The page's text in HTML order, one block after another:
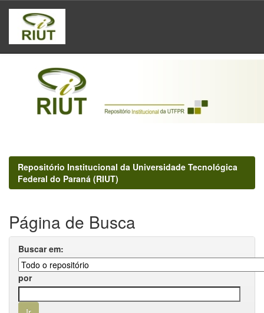
Skip
navigation
Repositório Institucional da Universidade Tecnológica
Federal do Paraná (RIUT)
Página de Busca
Buscar em:
por